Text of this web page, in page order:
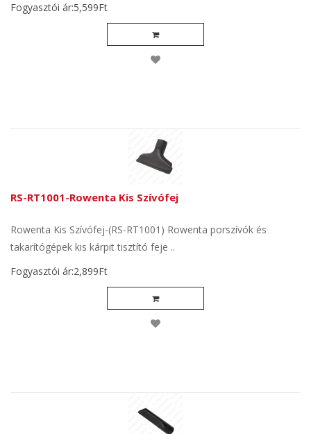
Fogyasztói ár:5,599Ft
RS-RT1001-Rowenta Kis Szívófej
Rowenta Kis Szívófej-(RS-RT1001) Rowenta porszívók és
takarítógépek kis kárpit tisztító feje ..
Fogyasztói ár:2,899Ft